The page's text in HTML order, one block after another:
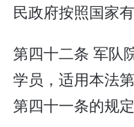
民政府按照国家
第四十二条 军队
学员，适用本法
第四十一条的规定